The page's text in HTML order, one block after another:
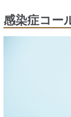
感染症コー